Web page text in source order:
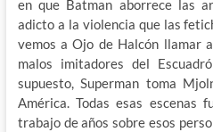
en que Batman aborrece las
adicto a la violencia que las
vemos a Ojo de Halcón llamar
malos imitadores del
supuesto, Superman toma
América. Todas esas escenas
trabajo de años sobre esos